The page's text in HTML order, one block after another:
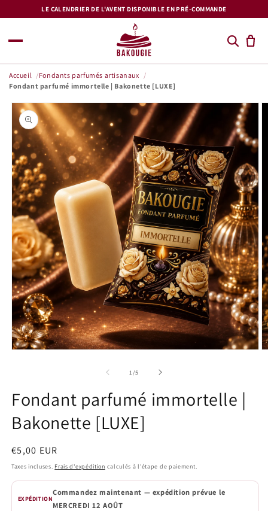
passerLE CALENDRIER DE L'AVENT DISPONIBLE EN PRÉ-COMMANDE
Accueil
Fondants parfumés artisanaux
Fondant parfumé immortelle | Bakonette [LUXE]
Passer aux
informations
produits
une
fenêtre
modale
1 /de
5
Fondant parfumé immortelle |
Bakonette [LUXE]
Prix
habituel
€5,00 EUR
Taxes incluses. Frais d'expédition calculés à l'étape de paiement.
EXPÉDITION
Commandez maintenant — expédition prévue le
MERCREDI 12 AOÛT